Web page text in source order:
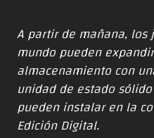
A partir de mañana, los
mundo pueden
almacenamiento con
unidad de estado
pueden instalar en la
Edición Digital.